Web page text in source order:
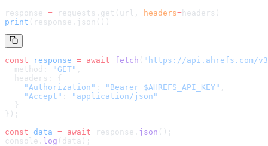
response = requests.get(url, headers= headers )
print (response.json())
const response = await fetch ( " https://api.ahrefs.com/
  method:
"GET" ,
  headers: {
    "Authorization"
: "Bearer $AHREFS_API_KEY" ,
    "Accept"
:
"application/json"
  }
});
const data = await response. json ();
console. log (data);